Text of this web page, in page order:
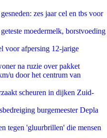
zes jaar cel en tbs voor
moedermelk, borstvoeding
voor afpersing 12-jarige
na ruzie over pakket
u door het centrum van
scheuren in dijken Zuid-
burgemeester Depla
tegen 'gluurbrillen' die mensen